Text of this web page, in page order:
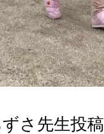
さ先生投稿